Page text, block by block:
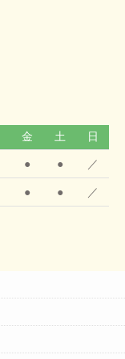
金 土 日
● ● ／
● ● ／